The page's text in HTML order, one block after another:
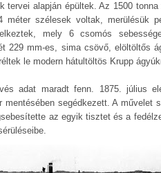
tervei alapján épültek. Az 1500
méter szélesek voltak, merülésük
mely 6 csomós
229 mm-es, sima csövő, elöltöltős
le modern hátultöltös Krupp
adat maradt fenn. 1875. július
mentésében segédkezett. A művelet
az egyik tisztet és a